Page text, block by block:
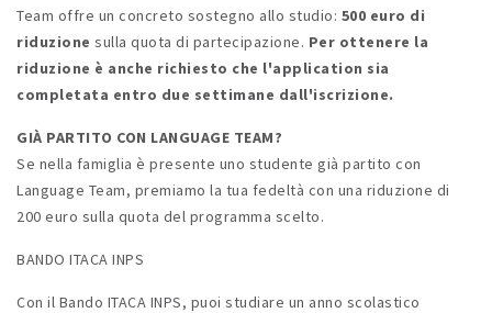
Team offre un concreto sostegno allo studio: 500 euro di
riduzione sulla quota di partecipazione. Per ottenere la
riduzione è anche richiesto che l'application sia
completata entro due settimane dall'iscrizione.
GIÀ PARTITO CON LANGUAGE TEAM?
Se nella famiglia è presente uno studente già partito con
Language Team, premiamo la tua fedeltà con una riduzione di
200 euro sulla quota del programma scelto.
BANDO ITACA INPS
Con il Bando ITACA INPS, puoi studiare un anno scolastico